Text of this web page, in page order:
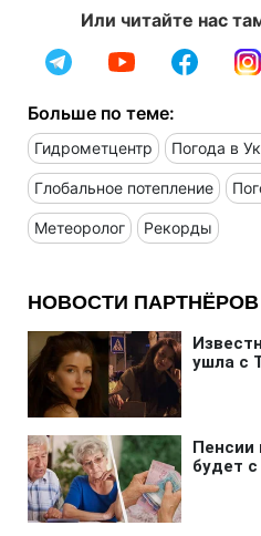
Или читайте нас
Больше по теме:
Гидрометцентр Погода в
Глобальное потепление
Метеоролог Рекорды